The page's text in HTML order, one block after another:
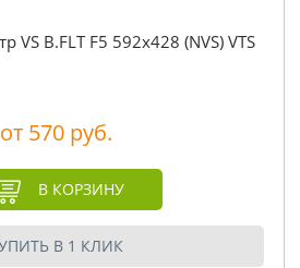
B.FLT F5 592x428 (NVS) VTS
от 570 руб.
В КОРЗИНУ
В 1 КЛИК